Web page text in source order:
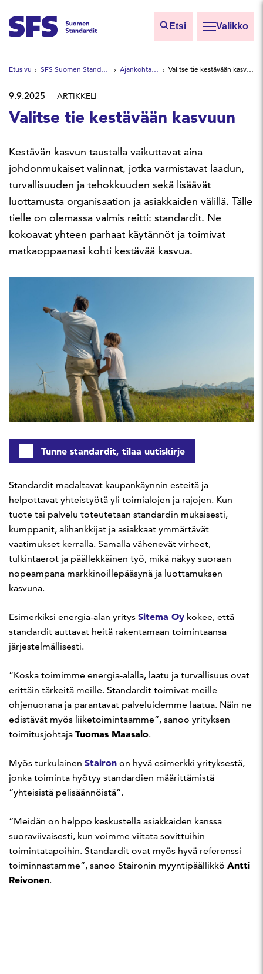
Etsi Valikko
Etsi sivuilta
Hae hakutermillä
Etusivu SFS Suomen Standardit Ajankohtaista Valitse tie kestävään kasvuun
9.9.2025 ARTIKKELI
Valitse tie kestävään kasvuun
Kestävän kasvun taustalla vaikuttavat aina
johdonmukaiset valinnat, jotka varmistavat laadun,
turvallisuuden ja tehokkuuden sekä lisäävät
luottamusta organisaation ja asiakkaiden välillä. Tälle
tielle on olemassa valmis reitti: standardit. Ne
kokoavat yhteen parhaat käytännöt ja toimivat
matkaoppaanasi kohti kestävää kasvua.
Tunne standardit, tilaa uutiskirje
Standardit madaltavat kaupankäynnin esteitä ja
helpottavat yhteistyötä yli toimialojen ja rajojen. Kun
tuote tai palvelu toteutetaan standardin mukaisesti,
kumppanit, alihankkijat ja asiakkaat ymmärtävät
vaatimukset kerralla. Samalla vähenevät virheet,
tulkintaerot ja päällekkäinen työ, mikä näkyy suoraan
nopeampana markkinoillepääsynä ja luottamuksen
kasvuna.
Esimerkiksi energia-alan yritys Sitema Oy kokee, että
standardit auttavat heitä rakentamaan toimintaansa
järjestelmällisesti.
”Koska toimimme energia-alalla, laatu ja turvallisuus ovat
erittäin tärkeitä meille. Standardit toimivat meille
ohjenuorana ja parantavat palveluidemme laatua. Näin ne
edistävät myös liiketoimintaamme”, sanoo yrityksen
toimitusjohtaja Tuomas Maasalo.
Myös turkulainen Stairon on hyvä esimerkki yrityksestä,
jonka toiminta hyötyy standardien määrittämistä
”yhteisistä pelisäännöistä”.
”Meidän on helppo keskustella asiakkaiden kanssa
suoraviivaisesti, kun voimme viitata sovittuihin
toimintatapoihin. Standardit ovat myös hyvä referenssi
toiminnastamme”, sanoo Staironin myyntipäällikkö Antti
Reivonen.